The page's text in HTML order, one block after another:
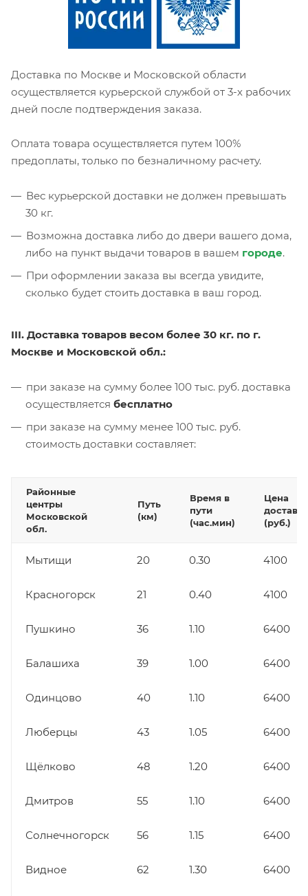
Доставка по Москве и Московской области
осуществляется курьерской службой от 3-х рабочих
дней после подтверждения заказа.
Оплата товара осуществляется путем 100%
предоплаты, только по безналичному расчету.
Вес курьерской доставки не должен превышать
30 кг.
Возможна доставка либо до двери вашего дома,
либо на пункт выдачи товаров в вашем городе.
При оформлении заказа вы всегда увидите,
сколько будет стоить доставка в ваш город.
III. Доставка товаров весом более 30 кг. по г.
Москве и Московской обл.:
при заказе на сумму более 100 тыс. руб. доставка
осуществляется бесплатно
при заказе на сумму менее 100 тыс. руб.
стоимость доставки составляет:
Районные
центры
Московской
обл.
Путь
(км)
Время в
пути
(час.мин)
Цена
(руб.)
Мытищи 20 0.30 4100
Красногорск 21 0.40 4100
Пушкино 36 1.10 6400
Балашиха 39 1.00 6400
Одинцово 40 1.10 6400
Люберцы 43 1.05 6400
Щёлково 48 1.20 6400
Дмитров 55 1.10 6400
Солнечногорск 56 1.15 6400
Видное 62 1.30 6400